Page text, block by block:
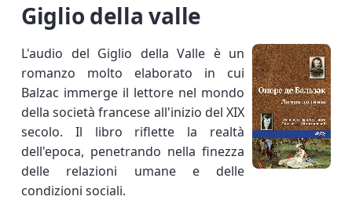
Giglio della valle
L'audio del Giglio della Valle è un
romanzo molto elaborato in cui
Balzac immerge il lettore nel mondo
della società francese all'inizio del XIX
secolo. Il libro riflette la realtà
dell'epoca, penetrando nella finezza
delle relazioni umane e delle
condizioni sociali.